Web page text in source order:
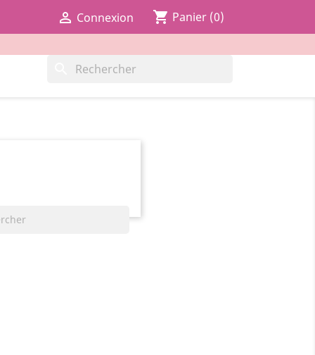
 Connexion shopping_cart Panier (0)